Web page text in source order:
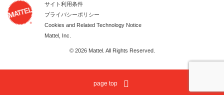
サイト利用条件
プライバシーポリシー
Cookies and Related Technology Notice
Mattel, Inc.
© 2026 Mattel. All Rights Reserved.
page top